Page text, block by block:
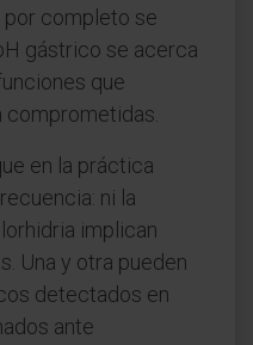
por completo se
gástrico se acerca
que
comprometidas.
en la práctica
ni la
implican
Una y otra pueden
detectados en
ante